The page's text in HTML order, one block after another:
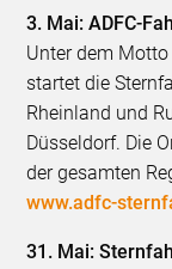
3. Mai: ADFC-
Unter dem Motto
startet die
Rheinland und
Düsseldorf. Die
der gesamten
www.adfc-
31. Mai: